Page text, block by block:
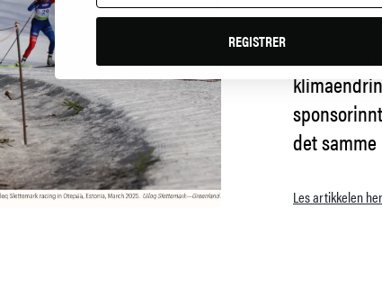
Ukaleq
retter et
det
Les artikkelen her
REGISTRER